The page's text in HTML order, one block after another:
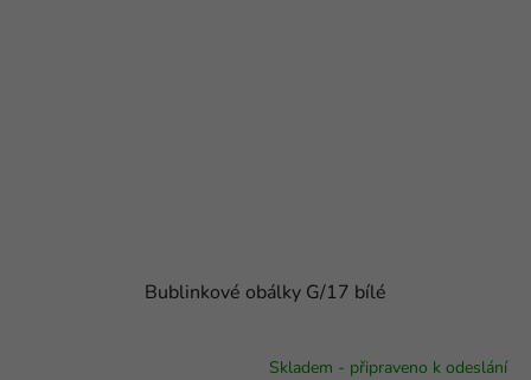
Bublinkové obálky G/17 bílé
Skladem - připraveno k odeslání